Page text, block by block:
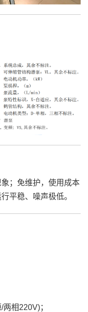
；免维护，使用成本
平稳、噪声极低。
相220V)；